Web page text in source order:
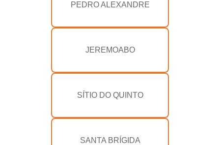
PEDRO ALEXANDRE
JEREMOABO
SÍTIO DO QUINTO
SANTA BRÍGIDA